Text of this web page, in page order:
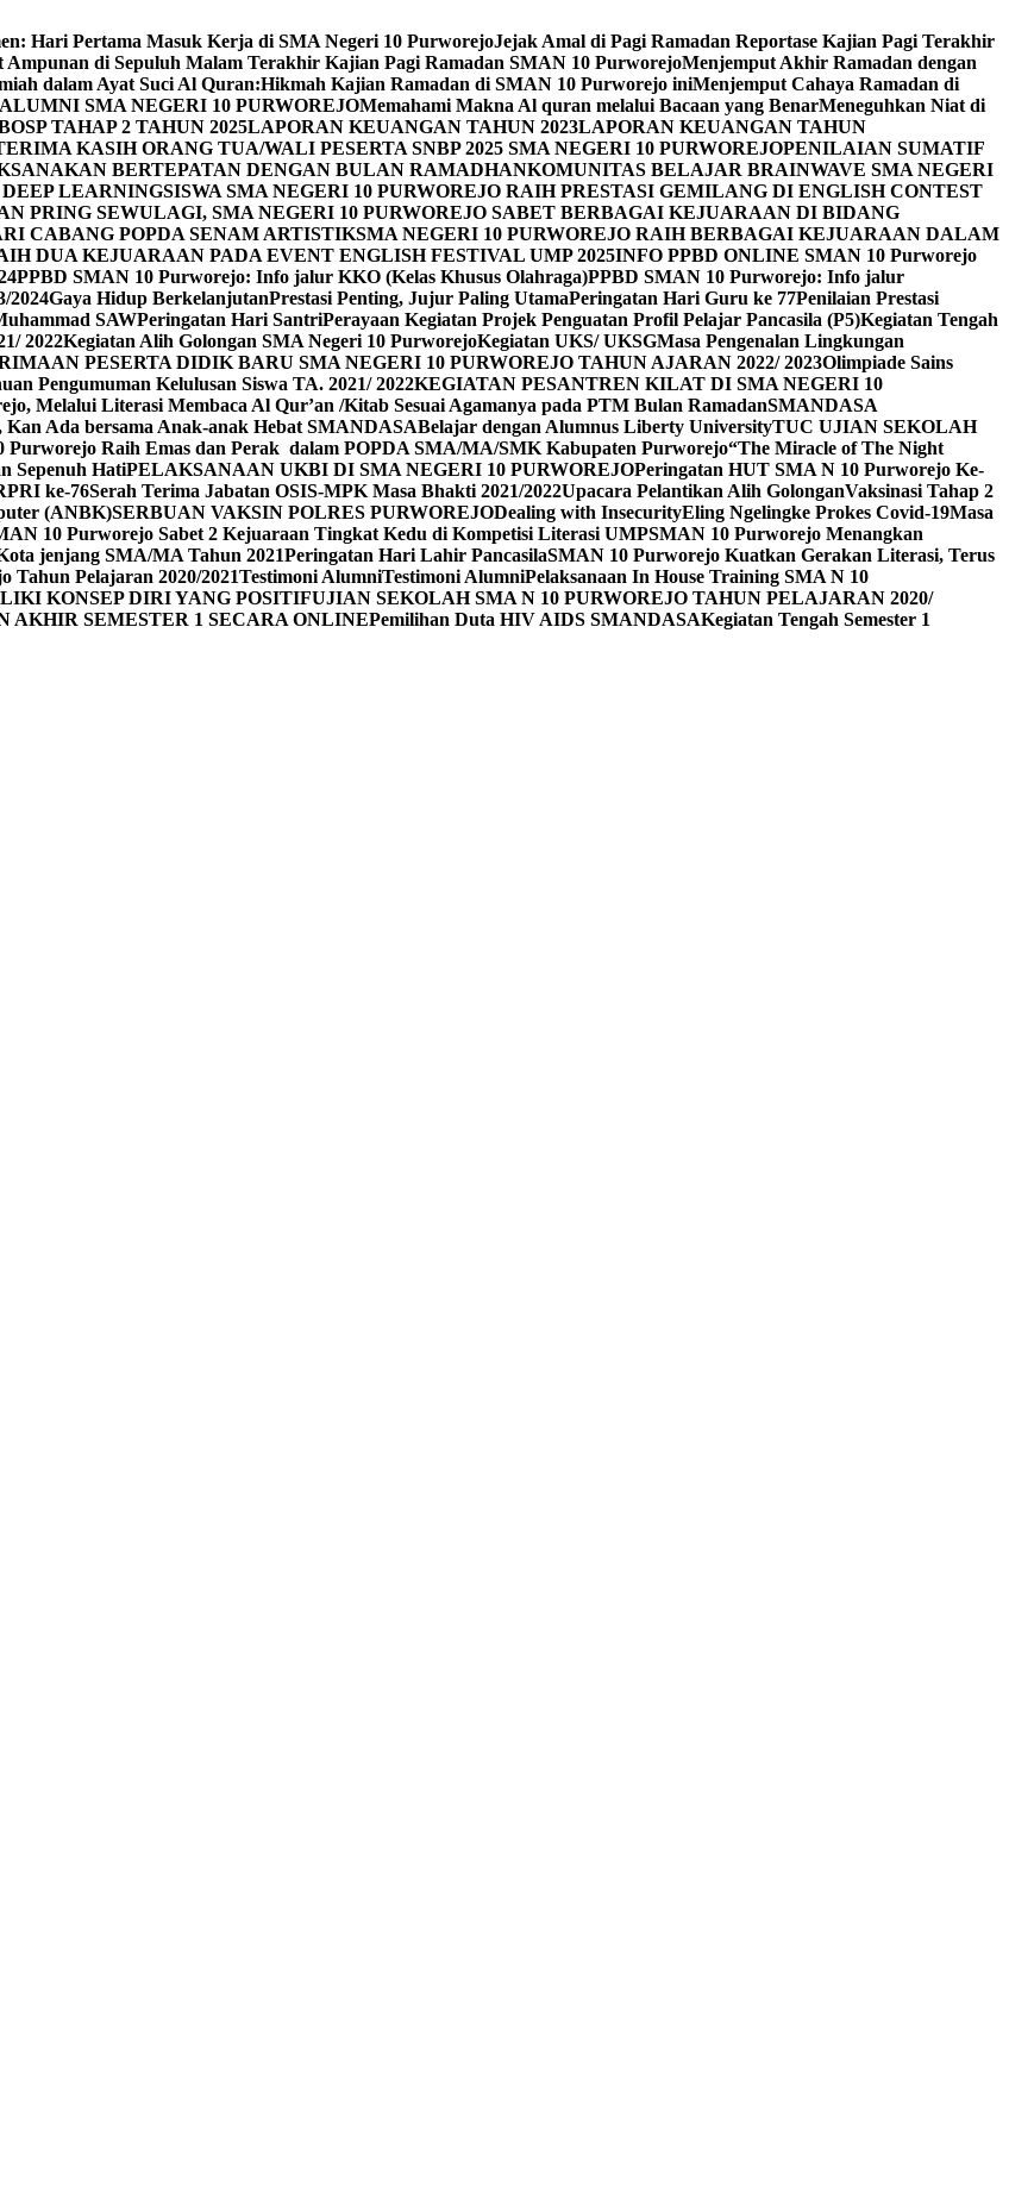
Hari Pertama Masuk Kerja di SMA Negeri 10 PurworejoJejak Amal di Pagi Ramadan Reportase Kajian Pagi Terakhir
Ampunan di Sepuluh Malam Terakhir Kajian Pagi Ramadan SMAN 10 PurworejoMenjemput Akhir Ramadan dengan
dalam Ayat Suci Al Quran:Hikmah Kajian Ramadan di SMAN 10 Purworejo iniMenjemput Cahaya Ramadan di
SMA NEGERI 10 PURWOREJOMemahami Makna Al quran melalui Bacaan yang BenarMeneguhkan Niat di
TAHAP 2 TAHUN 2025LAPORAN KEUANGAN TAHUN 2023LAPORAN KEUANGAN TAHUN
KASIH ORANG TUA/WALI PESERTA SNBP 2025 SMA NEGERI 10 PURWOREJOPENILAIAN SUMATIF
BERTEPATAN DENGAN BULAN RAMADHANKOMUNITAS BELAJAR BRAINWAVE SMA NEGERI
LEARNINGSISWA SMA NEGERI 10 PURWOREJO RAIH PRESTASI GEMILANG DI ENGLISH CONTEST
PRING SEWULAGI, SMA NEGERI 10 PURWOREJO SABET BERBAGAI KEJUARAAN DI BIDANG
CABANG POPDA SENAM ARTISTIKSMA NEGERI 10 PURWOREJO RAIH BERBAGAI KEJUARAAN DALAM
DUA KEJUARAAN PADA EVENT ENGLISH FESTIVAL UMP 2025INFO PPBD ONLINE SMAN 10 Purworejo
PPBD SMAN 10 Purworejo: Info jalur KKO (Kelas Khusus Olahraga)PPBD SMAN 10 Purworejo: Info jalur
2024Gaya Hidup BerkelanjutanPrestasi Penting, Jujur Paling UtamaPeringatan Hari Guru ke 77Penilaian Prestasi
SAWPeringatan Hari SantriPerayaan Kegiatan Projek Penguatan Profil Pelajar Pancasila (P5)Kegiatan Tengah
2022Kegiatan Alih Golongan SMA Negeri 10 PurworejoKegiatan UKS/ UKSGMasa Pengenalan Lingkungan
PESERTA DIDIK BARU SMA NEGERI 10 PURWOREJO TAHUN AJARAN 2022/ 2023Olimpiade Sains
Pengumuman Kelulusan Siswa TA. 2021/ 2022KEGIATAN PESANTREN KILAT DI SMA NEGERI 10
Melalui Literasi Membaca Al Qur’an /Kitab Sesuai Agamanya pada PTM Bulan RamadanSMANDASA
Ada bersama Anak-anak Hebat SMANDASABelajar dengan Alumnus Liberty UniversityTUC UJIAN SEKOLAH
Purworejo Raih Emas dan Perak dalam POPDA SMA/MA/SMK Kabupaten Purworejo“The Miracle of The Night
Sepenuh HatiPELAKSANAAN UKBI DI SMA NEGERI 10 PURWOREJOPeringatan HUT SMA N 10 Purworejo Ke-
ke-76Serah Terima Jabatan OSIS-MPK Masa Bhakti 2021/2022Upacara Pelantikan Alih GolonganVaksinasi Tahap 2
(ANBK)SERBUAN VAKSIN POLRES PURWOREJODealing with InsecurityEling Ngelingke Prokes Covid-19Masa
10 Purworejo Sabet 2 Kejuaraan Tingkat Kedu di Kompetisi Literasi UMPSMAN 10 Purworejo Menangkan
jenjang SMA/MA Tahun 2021Peringatan Hari Lahir PancasilaSMAN 10 Purworejo Kuatkan Gerakan Literasi, Terus
Tahun Pelajaran 2020/2021Testimoni AlumniTestimoni AlumniPelaksanaan In House Training SMA N 10
KONSEP DIRI YANG POSITIFUJIAN SEKOLAH SMA N 10 PURWOREJO TAHUN PELAJARAN 2020/
AKHIR SEMESTER 1 SECARA ONLINEPemilihan Duta HIV AIDS SMANDASAKegiatan Tengah Semester 1